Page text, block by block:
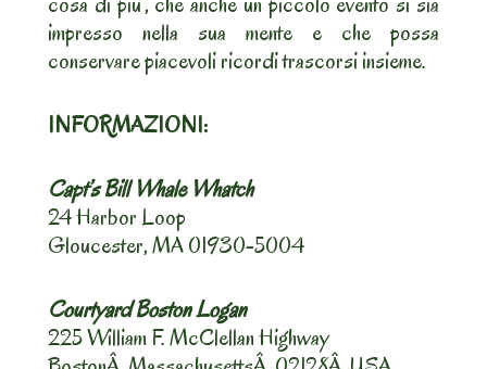
impresso nella sua mente e che possa
conservare piacevoli ricordi trascorsi insieme.
INFORMAZIONI:
Capt’s Bill Whale Whatch
24 Harbor Loop
Gloucester, MA 01930-5004
Courtyard Boston Logan
225 William F. McClellan Highway